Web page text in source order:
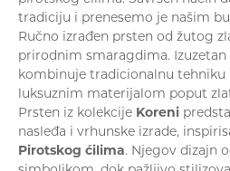
Ogrlice
tradiciju i prenesemo je našim
Ručno izrađen prsten od žutog
prirodnim smaragdima.
kombinuje tradicionalnu
luksuznim materijalom poput
Prsten iz kolekcije Koreni
nasleđa i vrhunske izrade,
Pirotskog ćilima. Njegov dizajn